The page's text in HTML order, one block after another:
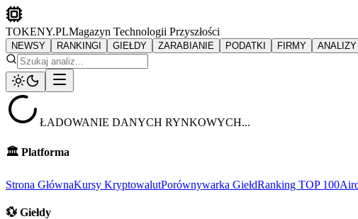
TOKENY.PLMagazyn Technologii Przyszłości
NEWSY RANKINGI GIEŁDY ZARABIANIE PODATKI FIRMY ANALIZY
ŁADOWANIE DANYCH RYNKOWYCH...
🏛️ Platforma
Strona GłównaKursy KryptowalutPorównywarka GiełdRanking TOP 100
💱 Giełdy